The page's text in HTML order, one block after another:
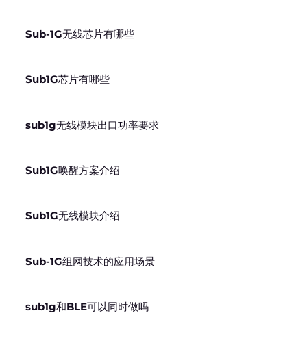
Sub-1G无线芯片有哪些
Sub1G芯片有哪些
sub1g无线模块出口功率要求
Sub1G唤醒方案介绍
Sub1G无线模块介绍
Sub-1G组网技术的应用场景
sub1g和BLE可以同时做吗